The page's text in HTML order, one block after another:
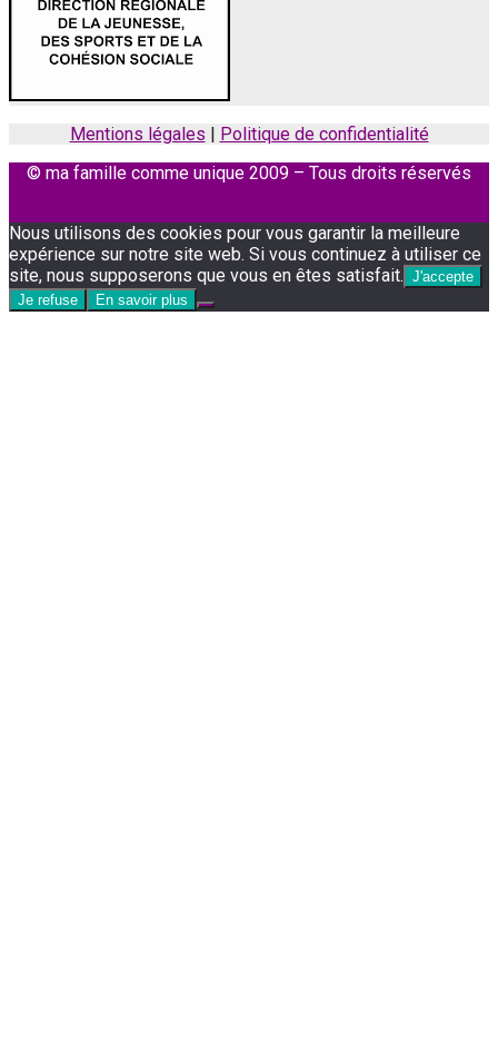
Mentions légales | Politique de confidentialité
© ma famille comme unique 2009 – Tous droits réservés
Nous utilisons des cookies pour vous garantir la meilleure
expérience sur notre site web. Si vous continuez à utiliser ce
site, nous supposerons que vous en êtes satisfait. J'accepte
Je refuse
En savoir plus